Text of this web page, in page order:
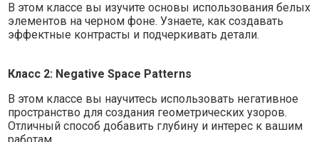
В этом классе вы изучите основы использования белых
элементов на черном фоне. Узнаете, как создавать
эффектные контрасты и подчеркивать детали.
Класс 2: Negative Space Patterns
В этом классе вы научитесь использовать негативное
пространство для создания геометрических узоров.
Отличный способ добавить глубину и интерес к вашим